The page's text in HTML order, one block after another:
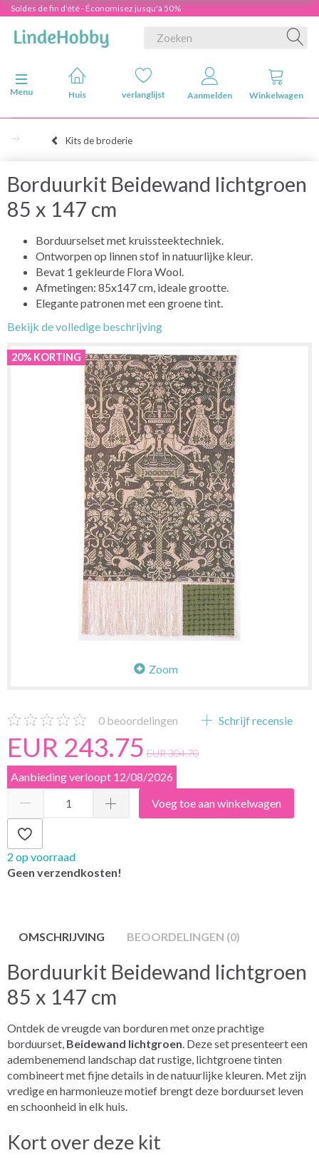
Soldes de fin d'été - Économisez jusqu'à 50%
Navigatie in-/uitschakelen
Menu
Huis verlanglijst Aanmelden Winkelwagen
Kits de broderie
Borduurkit Beidewand lichtgroen
85 x 147 cm
Borduurselset met kruissteektechniek.
Ontworpen op linnen stof in natuurlijke kleur.
Bevat 1 gekleurde Flora Wool.
Afmetingen: 85x147 cm, ideale grootte.
Elegante patronen met een groene tint.
Bekijk de volledige beschrijving
20% KORTING
Zoom
0 beoordelingen Schrijf recensie
EUR 243.75 EUR 304.70
Aanbieding verloopt 12/08/2026
Voeg toe aan winkelwagen
2 op voorraad
Geen verzendkosten!
OMSCHRIJVING BEOORDELINGEN (0)
Borduurkit Beidewand lichtgroen
85 x 147 cm
Ontdek de vreugde van borduren met onze prachtige
borduurset, Beidewand lichtgroen . Deze set presenteert een
adembenemend landschap dat rustige, lichtgroene tinten
combineert met fijne details in de natuurlijke kleuren. Met zijn
vredige en harmonieuze motief brengt deze borduurset leven
en schoonheid in elk huis.
Kort over deze kit